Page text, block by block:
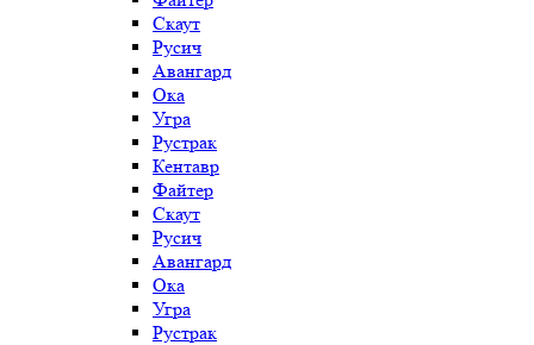
Скаут
Русич
Авангард
Ока
Угра
Рустрак
Кентавр
Файтер
Скаут
Русич
Авангард
Ока
Угра
Рустрак